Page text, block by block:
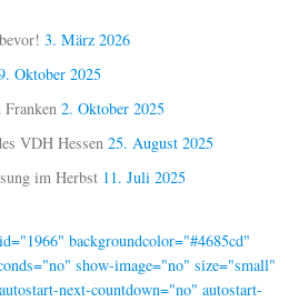
3. März 2026
Oktober 2025
2. Oktober 2025
VDH Hessen 25. August 2025
im Herbst 11. Juli 2025
backgroundcolor="#4685cd"
show-image="no" size="small"
next-countdown="no" autostart-